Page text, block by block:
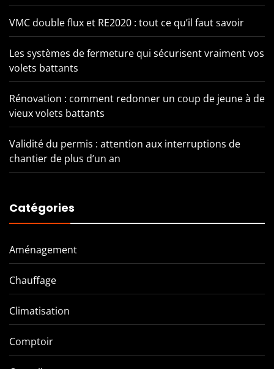
VMC double flux et RE2020 : tout ce qu’il faut savoir
Les systèmes de fermeture qui sécurisent vraiment vos
volets battants
Rénovation : comment redonner un coup de jeune à de
vieux volets battants
Validité du permis : attention aux interruptions de
chantier de plus d’un an
Catégories
Aménagement
Chauffage
Climatisation
Comptoir